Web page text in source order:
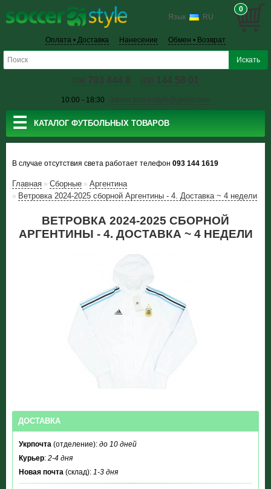
Язык RU
0
Оплата • Доставка Нанесение Обмен • Возврат
098 703 444 8 050 144 58 01
10:00 - 18:30 inform.soccerstyle@gmail.com
☰ КАТАЛОГ ФУТБОЛЬНЫХ ТОВАРОВ
В случае отсутствия света работает телефон 093 144 1619
Главная » Сборные » Аргентина
» Ветровка 2024-2025 сборной Аргентины - 4. Доставка ~ 4 недели
ВЕТРОВКА 2024-2025 СБОРНОЙ
АРГЕНТИНЫ - 4. ДОСТАВКА ~ 4 НЕДЕЛИ
ДОСТАВКА
Укрпочта (отделение): до 10 дней
Курьер: 2-4 дня
Новая почта (склад): 1-3 дня